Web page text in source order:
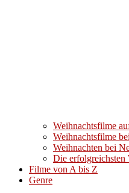
Weihnachtsfilme
Weihnachtsfilme
Weihnachten bei
Die erfolgreichsten
Filme von A bis Z
Genre